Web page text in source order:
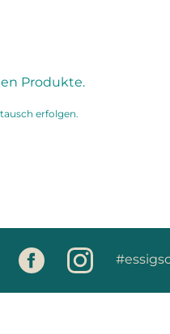
Produkte.
erfolgen.